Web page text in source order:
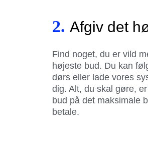
2. Afgiv det
Find noget, du er vild
højeste bud. Du kan
dørs eller lade vores
dig. Alt, du skal gøre,
bud på det maksimale
betale.